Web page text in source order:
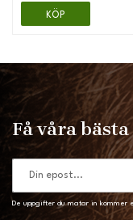
KÖP
Få våra
De uppgifter du matar in